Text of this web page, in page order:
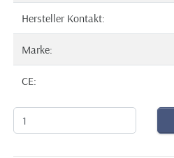
Hersteller Kontakt:
Marke:
CE: